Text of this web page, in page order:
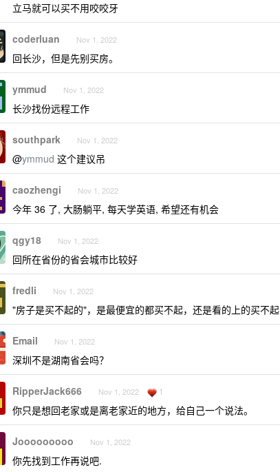
立马就可以买不用咬咬牙
coderluan Nov 1, 2022
回长沙，但是先别买房。
ymmud Nov 1, 2022
长沙找份远程工作
southpark Nov 1, 2022
@ymmud 这个建议吊
caozhengi Nov 1, 2022
今年 36 了, 大肠躺平, 每天学英语, 希望还有机会
qgy18 Nov 1, 2022
回所在省份的省会城市比较好
fredli Nov 1, 2022
"房子是买不起的"，是最便宜的都买不起，还是看的上的买不起
Email Nov 1, 2022
深圳不是湖南省会吗？
RipperJack666 Nov 1, 2022 1
你只是想回老家或是离老家近的地方，给自己一个说法。
Jooooooooo Nov 1, 2022
你先找到工作再说吧.